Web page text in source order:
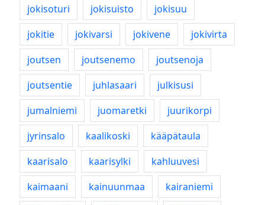
jokisoturi
jokisuisto
jokisuu
jokitie
jokivarsi jokivene
jokivirta
joutsen
joutsenemo
joutsenoja
joutsentie
juhlasaari
julkisusi
jumalniemi
juomaretki
juurikorpi
jyrinsalo
kaalikoski
kääpätaula
kaarisalo
kaarisylki
kahluuvesi
kaimaani
kainuunmaa
kairaniemi